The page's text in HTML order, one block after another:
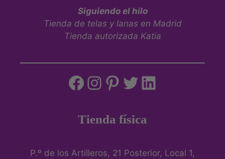
Siguiendo el hilo
Tienda de telas y lanas en Madrid
Tienda autorizada Katia
Tienda física
P.º de los Artilleros, 21 Posterior, Local 1,